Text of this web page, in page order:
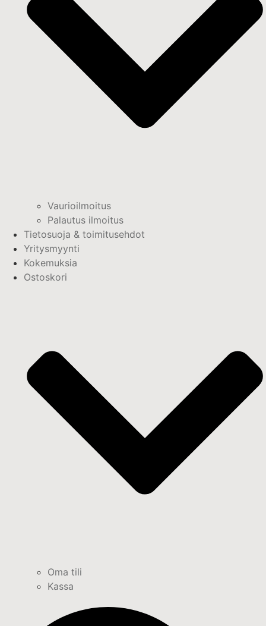
Vaurioilmoitus
Palautus ilmoitus
Tietosuoja & toimitusehdot
Yritysmyynti
Kokemuksia
Ostoskori
Oma tili
Kassa